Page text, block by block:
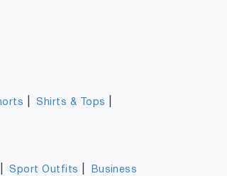
|Shirts & Tops
|Sport Outfits
Business